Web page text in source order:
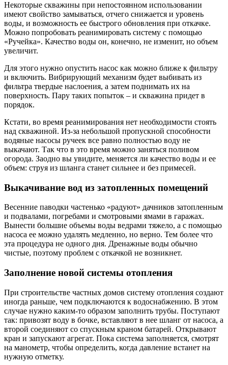
Некоторые скважины при непостоянном использовании
имеют свойство замываться, отчего снижается и уровень
воды, и возможность ее быстрого обновления при откачке.
Можно попробовать реанимировать систему с помощью
«Ручейка». Качество воды он, конечно, не изменит, но объем
увеличит.
Для этого нужно опустить насос как можно ближе к фильтру
и включить. Вибрирующий механизм будет выбивать из
фильтра твердые наслоения, а затем поднимать их на
поверхность. Пару таких попыток – и скважина придет в
порядок.
Кстати, во время реанимирования нет необходимости стоять
над скважиной. Из-за небольшой пропускной способности
водяные насосы ручеек все равно полностью воду не
выкачают. Так что в это время можно заняться поливом
огорода. Заодно вы увидите, меняется ли качество воды и ее
объем: струя из шланга станет сильнее и без примесей.
Выкачивание вод из затопленных помещений
Весенние паводки частенько «радуют» дачников затопленным
и подвалами, погребами и смотровыми ямами в гаражах.
Вынести большие объемы воды ведрами тяжело, а с помощью
насоса ее можно удалять медленно, но верно. Тем более что
эта процедура не одного дня. Дренажные воды обычно
чистые, поэтому проблем с откачкой не возникнет.
Заполнение новой системы отопления
При строительстве частных домов систему отопления создают
иногда раньше, чем подключаются к водоснабжению. В этом
случае нужно каким-то образом заполнить трубы. Поступают
так: привозят воду в бочке, вставляют в нее шланг от насоса, а
второй соединяют со спускным краном батарей. Открывают
кран и запускают агрегат. Пока система заполняется, смотрят
на манометр, чтобы определить, когда давление встанет на
нужную отметку.